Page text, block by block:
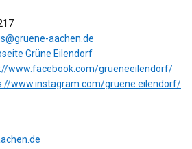
aachen.de
Grüne Eilendorf
www.facebook.com/grueneeilendorf/
www.instagram.com/gruene.eilendorf/